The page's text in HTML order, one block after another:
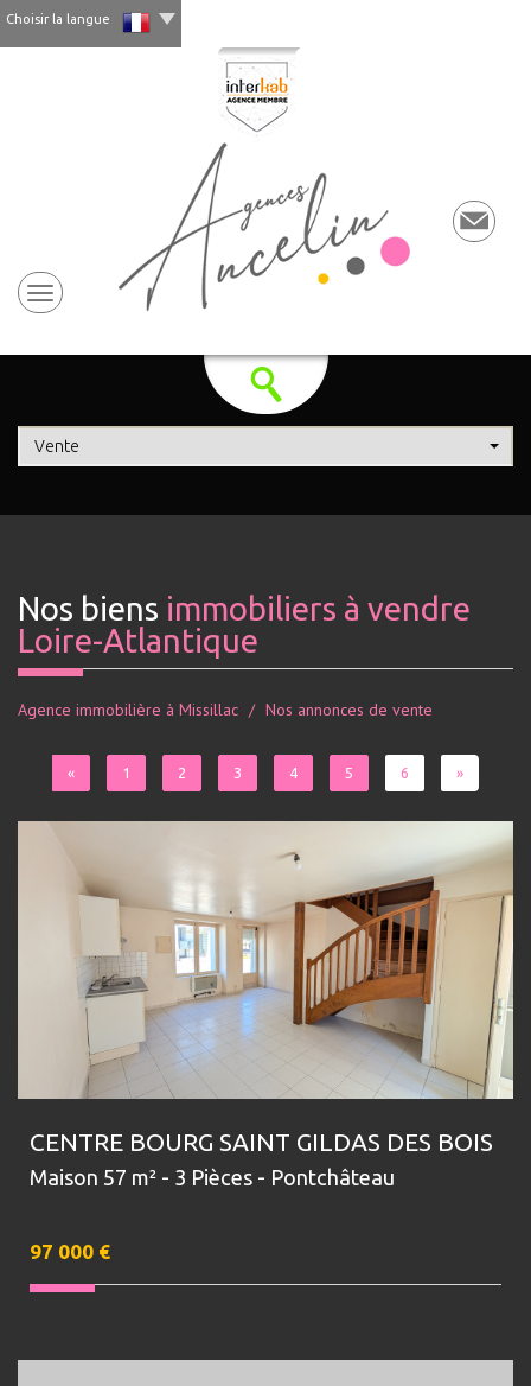
Choisir la langue
Vente
Nos biens immobiliers à vendre
Loire-Atlantique
Agence immobilière à Missillac Nos annonces de vente
« 1 2 3 4 5 6 »
CENTRE BOURG SAINT GILDAS DES BOIS
Maison 57 m² - 3 Pièces - Pontchâteau
97 000 €